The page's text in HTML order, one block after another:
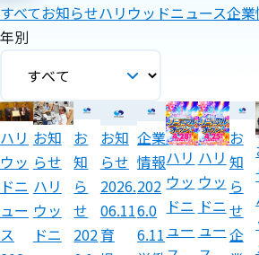
すべてお知らせハリウッドニュース企
年別
ハリ
ウッ
ドニ
ュー
ス
お知
らせ
ハリ
ウッ
ドニ
お
知
ら
せ
202
お知
らせ
2026.
06.11
育
企業
情報
202
6.0
6.11
ハリ
ウッ
ドニ
ュー
ハリ
ウッ
ドニ
ュー
お
知
ら
せ
企